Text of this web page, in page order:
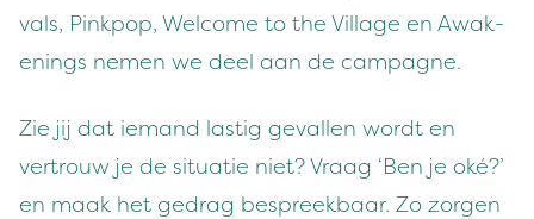
vals, Pinkpop, Wel­come to the Vil­lage en Awak­
en­ings nemen we deel aan de campagne.
Zie jij dat iemand lastig gevallen wordt en
vertrouw je de sit­u­atie niet? Vraag ‘Ben je oké?’
en maak het gedrag bespreek­baar. Zo zor­gen